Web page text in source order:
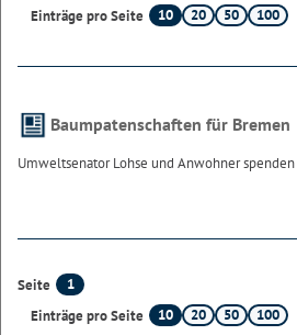
Einträge pro Seite
10 20 50 100
Baumpatenschaften für Bremen
Umweltsenator Lohse und Anwohner
Seite
1
Einträge pro Seite
10 20 50 100